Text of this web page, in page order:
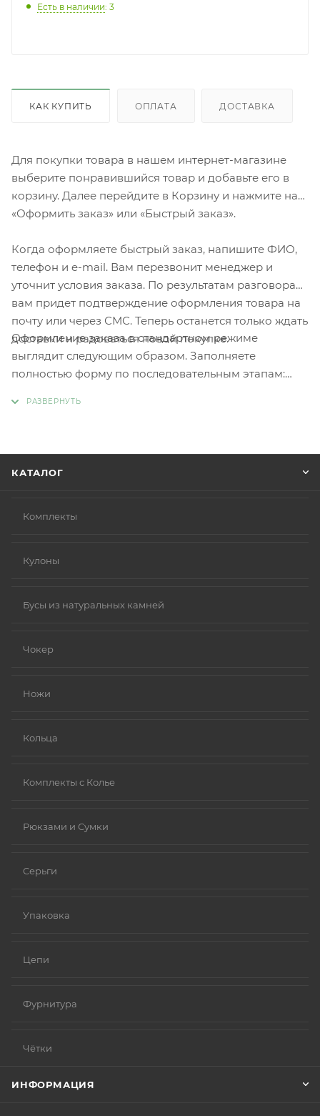
Есть в наличии: 3
КАК КУПИТЬ ОПЛАТА ДОСТАВКА
Для покупки товара в нашем интернет-магазине
выберите понравившийся товар и добавьте его в
корзину. Далее перейдите в Корзину и нажмите на
«Оформить заказ» или «Быстрый заказ».
Когда оформляете быстрый заказ, напишите ФИО,
телефон и e-mail. Вам перезвонит менеджер и
уточнит условия заказа. По результатам разговора
вам придет подтверждение оформления товара на
почту или через СМС. Теперь останется только ждать
доставки и радоваться новой покупке.
Оформление заказа в стандартном режиме
выглядит следующим образом. Заполняете
полностью форму по последовательным этапам:
КАТАЛОГ
Комплекты
Кулоны
Бусы из натуральных камней
Чокер
Ножи
Кольца
Комплекты с Колье
Рюкзами и Сумки
Серьги
Упаковка
Цепи
Фурнитура
Чётки
ИНФОРМАЦИЯ